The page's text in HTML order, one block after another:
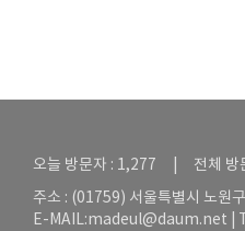
오늘 방문자 : 1,277 | 전체 방
주소 : (01759) 서울특별시 노원
E-MAIL:madeul@daum.net |